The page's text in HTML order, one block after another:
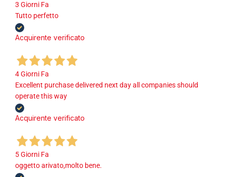
3 Giorni Fa
Tutto perfetto
Acquirente verificato
4 Giorni Fa
Excellent purchase delivered next day all companies should
operate this way
Acquirente verificato
5 Giorni Fa
oggetto arivato,molto bene.